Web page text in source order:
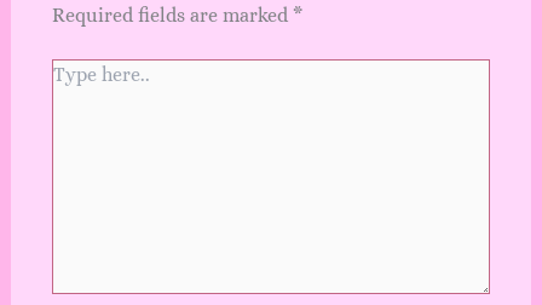
Required fields are marked *
Type